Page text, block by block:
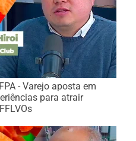
- Varejo aposta em
para atrair